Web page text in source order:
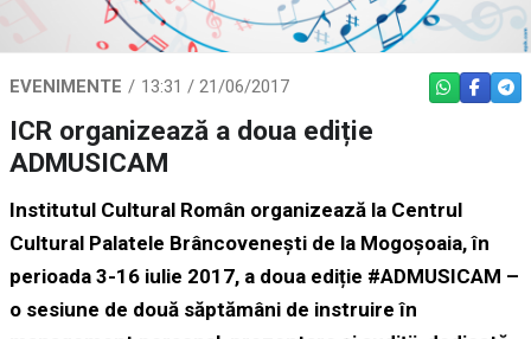
EVENIMENTE 13:31 / 21/06/2017 WHATSAPP
ICR organizează a doua ediție
ADMUSICAM
Institutul Cultural Român organizează la Centrul
Cultural Palatele Brâncoveneşti de la Mogoşoaia, în
perioada 3-16 iulie 2017, a doua ediție #ADMUSICAM –
o sesiune de două săptămâni de instruire în